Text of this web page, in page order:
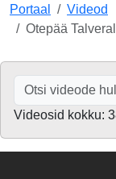
Portaal
Videod
Otepää
Videosid kokku: